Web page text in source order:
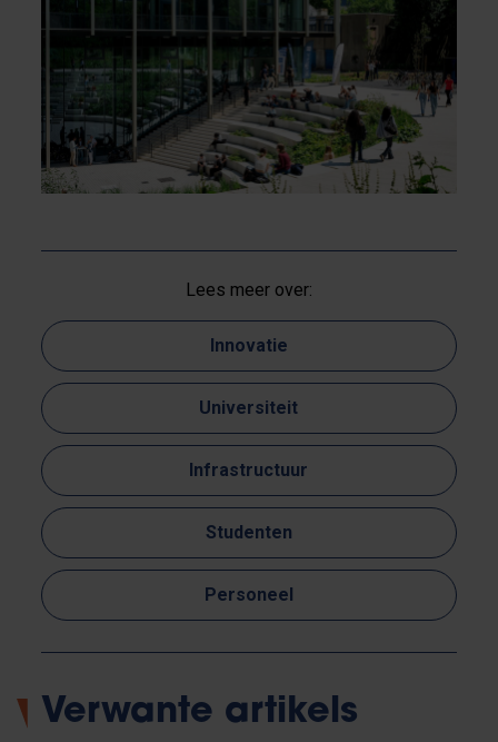
Lees meer over:
Innovatie
Universiteit
Infrastructuur
Studenten
Personeel
Verwante artikels